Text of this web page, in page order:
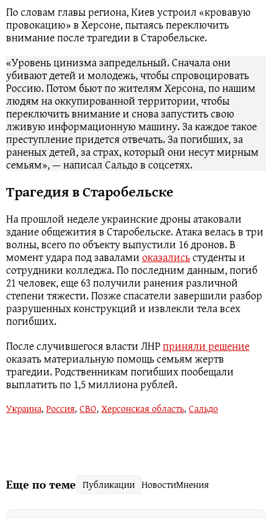
По словам главы региона, Киев устроил «кровавую
провокацию» в Херсоне, пытаясь переключить
внимание после трагедии в Старобельске.
«Уровень цинизма запредельный. Сначала они
убивают детей и молодежь, чтобы спровоцировать
Россию. Потом бьют по жителям Херсона, по нашим
людям на оккупированной территории, чтобы
переключить внимание и снова запустить свою
лживую информационную машину. За каждое такое
преступление придется отвечать. За погибших, за
раненых детей, за страх, который они несут мирным
семьям», — написал Сальдо в соцсетях.
Трагедия в Старобельске
На прошлой неделе украинские дроны атаковали
здание общежития в Старобельске. Атака велась в три
волны, всего по объекту выпустили 16 дронов. В
момент удара под заваламиоказалисьстуденты и
сотрудники колледжа. По последним данным, погиб
21 человек, еще 63 получили ранения различной
степени тяжести. Позже спасатели завершили разбор
разрушенных конструкций и извлекли тела всех
погибших.
После случившегося власти ЛНРприняли решение
оказать материальную помощь семьям жертв
трагедии. Родственникам погибших пообещали
выплатить по 1,5 миллиона рублей.
Украина, Россия, СВО, Херсонская область, Сальдо
Еще по теме Публикации НовостиМнения